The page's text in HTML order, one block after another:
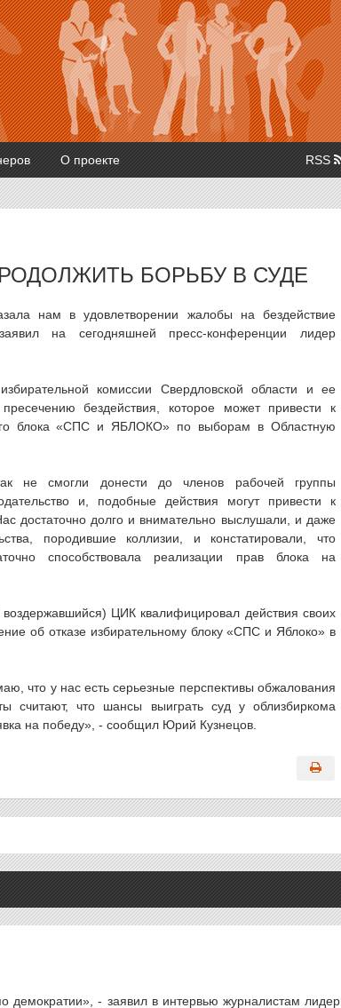
О проекте RSS
БОРЬБУ В СУДЕ
нам в удовлетворении жалобы на бездействие
на сегодняшней пресс-конференции лидер
комиссии Свердловской области и ее
бездействия, которое может привести к
блока «СПС и ЯБЛОКО» по выборам в Областную
не смогли донести до членов рабочей группы
и, подобные действия могут привести к
достаточно долго и внимательно выслушали, и даже
породившие коллизии, и констатировали, что
способствовала реализации прав блока на
ЦИК квалифицировал действия своих
об отказе избирательному блоку «СПС и Яблоко» в
что у нас есть серьезные перспективы обжалования
считают, что шансы выиграть суд у облизбиркома
на победу», - сообщил Юрий Кузнецов.
- заявил в интервью журналистам лидер